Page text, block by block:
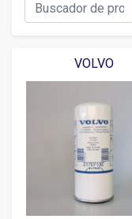
VOLVO